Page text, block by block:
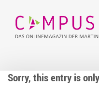
Sorry, this entry is